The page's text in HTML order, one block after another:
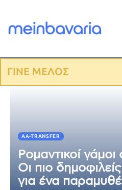
ΓΙΝΕ ΜΕΛΟΣ
AA-TRANSFER
Ρομαντικοί
Οι πιο
για ένα